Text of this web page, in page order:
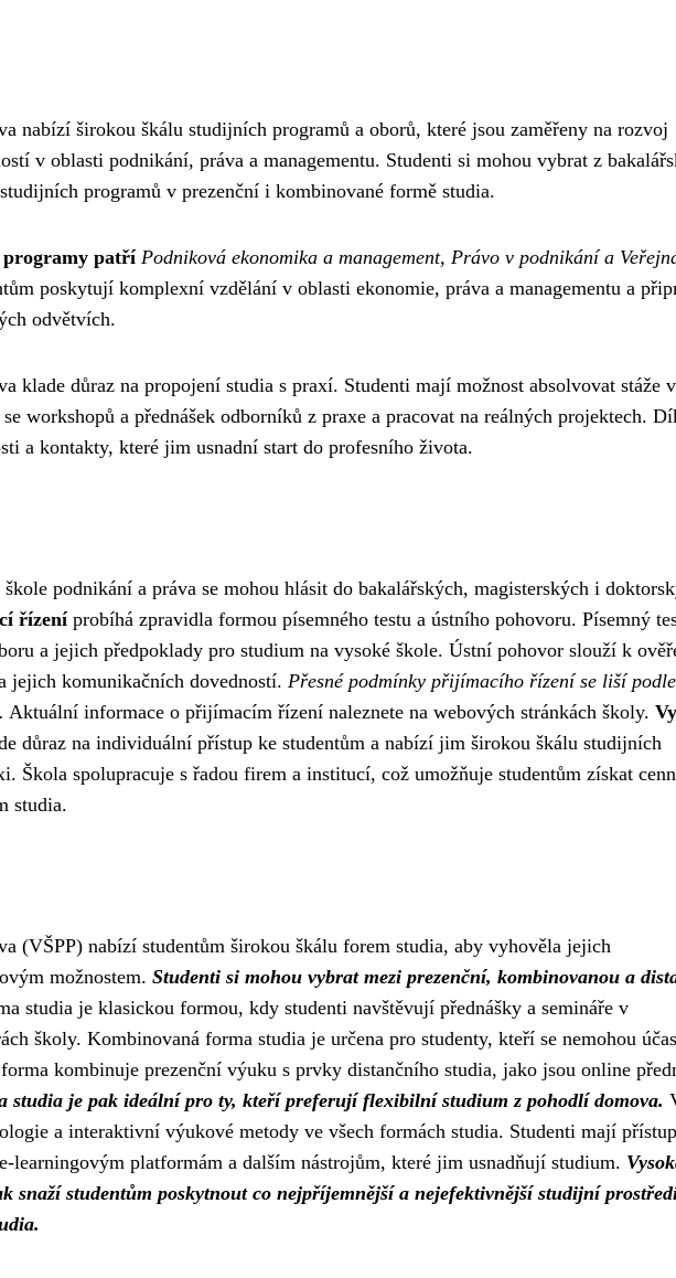
nabízí širokou škálu studijních programů a oborů, které jsou zaměřeny na rozvoj
v oblasti podnikání, práva a managementu. Studenti si mohou vybrat z
programů v prezenční i kombinované formě studia.
patří Podniková ekonomika a management, Právo v podnikání a
poskytují komplexní vzdělání v oblasti ekonomie, práva a managementu a
odvětvích.
klade důraz na propojení studia s praxí. Studenti mají možnost absolvovat stáže
workshopů a přednášek odborníků z praxe a pracovat na reálných projektech.
a kontakty, které jim usnadní start do profesního života.
podnikání a práva se mohou hlásit do bakalářských, magisterských i
řízeníprobíhá zpravidla formou písemného testu a ústního pohovoru. Písemný
a jejich předpoklady pro studium na vysoké škole. Ústní pohovor slouží k
jejich komunikačních dovedností. Přesné podmínky přijímacího řízení se liší
Aktuální informace o přijímacím řízení naleznete na webových stránkách školy.
důraz na individuální přístup ke studentům a nabízí jim širokou škálu studijních
Škola spolupracuje s řadou firem a institucí, což umožňuje studentům získat
studia.
(VŠPP) nabízí studentům širokou škálu forem studia, aby vyhověla jejich
možnostem. Studenti si mohou vybrat mezi prezenční, kombinovanou a
studia je klasickou formou, kdy studenti navštěvují přednášky a semináře v
školy. Kombinovaná forma studia je určena pro studenty, kteří se nemohou
kombinuje prezenční výuku s prvky distančního studia, jako jsou online
studia je pak ideální pro ty, kteří preferují flexibilní studium z pohodlí domova.
a interaktivní výukové metody ve všech formách studia. Studenti mají
learningovým platformám a dalším nástrojům, které jim usnadňují studium.
snaží studentům poskytnout co nejpříjemnější a nejefektivnější studijní